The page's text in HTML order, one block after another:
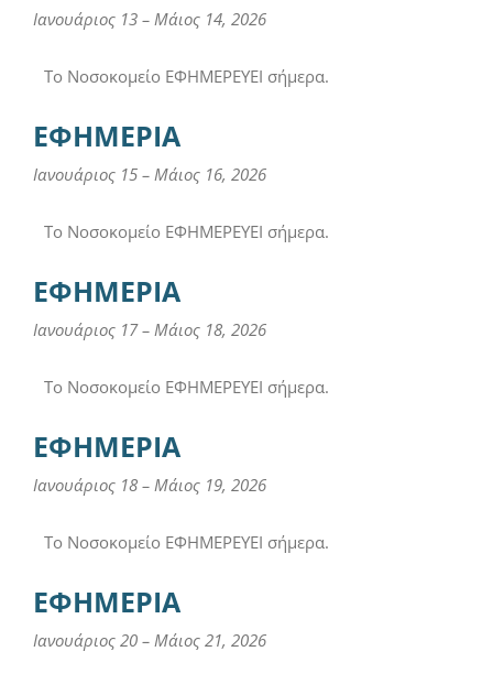
Ιανουάριος 13 – Μάιος 14, 2026
Το Νοσοκομείο ΕΦΗΜΕΡΕΥΕΙ σήμερα.
ΕΦΗΜΕΡΙΑ
Ιανουάριος 15 – Μάιος 16, 2026
Το Νοσοκομείο ΕΦΗΜΕΡΕΥΕΙ σήμερα.
ΕΦΗΜΕΡΙΑ
Ιανουάριος 17– Μάιος 18, 2026
Το Νοσοκομείο ΕΦΗΜΕΡΕΥΕΙ σήμερα.
ΕΦΗΜΕΡΙΑ
Ιανουάριος 18 – Μάιος 19, 2026
Το Νοσοκομείο ΕΦΗΜΕΡΕΥΕΙ σήμερα.
ΕΦΗΜΕΡΙΑ
Ιανουάριος 20 – Μάιος 21, 2026